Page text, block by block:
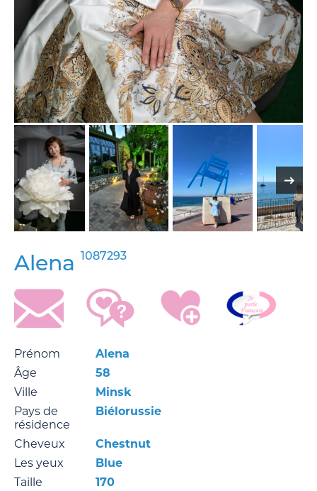
Alena 1087293
Prénom
Alena
Âge
58
Ville
Minsk
Pays de
résidence
Biélorussie
Cheveux
Chestnut
Les yeux
Blue
Taille
170